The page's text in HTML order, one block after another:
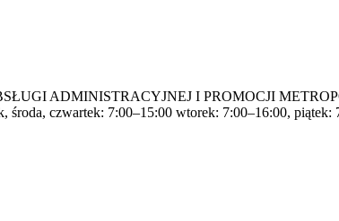
ADMINISTRACYJNEJ I PROMOCJI
czwartek: 7:00–15:00 wtorek: 7:00–16:00, piątek: